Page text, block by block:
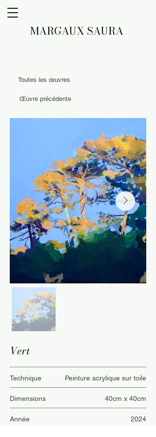
MARGAUX SAURA
Toutes les œuvres
Œuvre précédente
Vert
Technique Peinture acrylique sur toile
Dimensions 40cm x 40cm
Année 2024